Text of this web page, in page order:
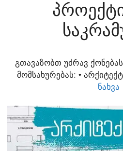
ᲒᲗᲐᲕᲐᲖᲝᲑᲗ ᲣᲫᲠᲐᲕ
ᲛᲝᲛᲡᲐᲮᲣᲠᲔᲑᲐᲡ:​ •
ᲜᲐᲮᲕᲐ